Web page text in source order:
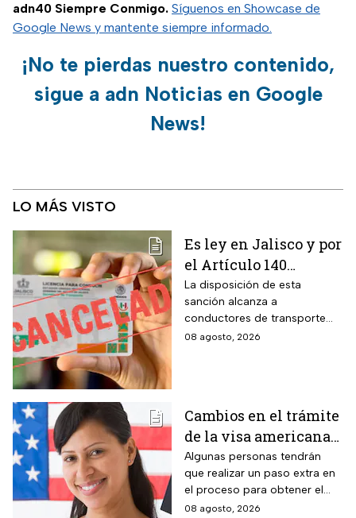
adn40 Siempre Conmigo. Síguenos en Showcase de
Google News y mantente siempre informado.
¡No te pierdas nuestro contenido,
sigue a adn Noticias en Google
News!
LO MÁS VISTO
Es ley en Jalisco y por
el Artículo 140
cancelarán la licencia
de conducir de por
vida a todos los
automovilistas que
La disposición de esta
sanción alcanza a
conductores de transporte
escolar, unidades de
común.
08 agosto, 2026
Cambios en el trámite
de la visa americana
2026 y para quiénes
aplica
Algunas personas tendrán
que realizar un paso extra en
el proceso para obtener el
documento que permite
08 agosto, 2026